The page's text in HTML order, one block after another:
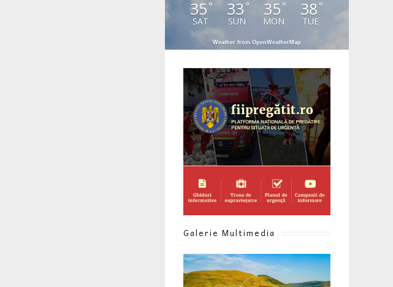
35 °
SAT
33 °
SUN
35 °
MON
38 °
TUE
Weather from OpenWeatherMap
Galerie Multimedia